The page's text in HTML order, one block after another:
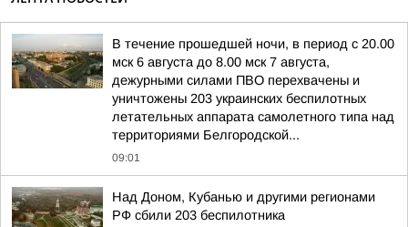
В течение прошедшей ночи, в период с 20.00
мск 6 августа до 8.00 мск 7 августа,
дежурными силами ПВО перехвачены и
уничтожены 203 украинских беспилотных
летательных аппарата самолетного типа над
территориями Белгородской...
09:01
Над Доном, Кубанью и другими регионами
РФ сбили 203 беспилотника